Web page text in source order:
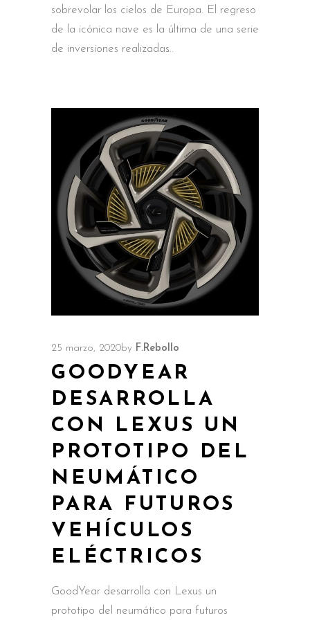
sobrevolar los cielos de Europa. El regreso
de la icónica nave es la última de una serie
de inversiones realizadas
25 marzo, 2020by F.Rebollo
GOODYEAR
DESARROLLA
CON LEXUS UN
PROTOTIPO DEL
NEUMÁTICO
PARA FUTUROS
VEHÍCULOS
ELÉCTRICOS
GoodYear desarrolla con Lexus un
prototipo del neumático para futuros